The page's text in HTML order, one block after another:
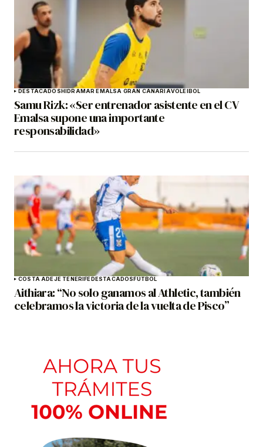
DESTACADOSHIDRAMAR EMALSA GRAN CANARIAVOLEIBOL
Samu Rizk: «Ser entrenador asistente en el CV
Emalsa supone una importante
responsabilidad»
COSTA ADEJE TENERIFEDESTACADOSFÚTBOL
Aithiara: “No solo ganamos al Athletic, también
celebramos la victoria de la vuelta de Pisco”